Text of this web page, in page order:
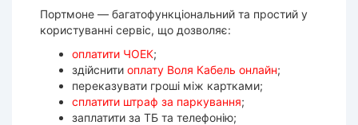
Портмоне — багатофункціональний та простий у
користуванні сервіс, що дозволяє:
оплатити ЧОЕК;
здійснити оплату Воля Кабель онлайн;
переказувати гроші між картками;
сплатити штраф за паркування;
заплатити за ТБ та телефонію;